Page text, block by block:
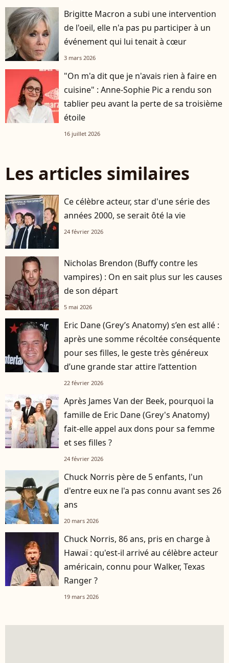
Brigitte Macron a subi une intervention
de l'oeil, elle n'a pas pu participer à un
événement qui lui tenait à cœur
3 mars 2026
"On m'a dit que je n'avais rien à faire en
cuisine" : Anne-Sophie Pic a rendu son
tablier peu avant la perte de sa troisième
étoile
16 juillet 2026
Les articles similaires
Ce célèbre acteur, star d'une série des
années 2000, se serait ôté la vie
24 février 2026
Nicholas Brendon (Buffy contre les
vampires) : On en sait plus sur les causes
de son départ
5 mai 2026
Eric Dane (Grey’s Anatomy) s’en est allé :
après une somme récoltée conséquente
pour ses filles, le geste très généreux
d’une grande star attire l’attention
22 février 2026
Après James Van der Beek, pourquoi la
famille de Eric Dane (Grey's Anatomy)
fait-elle appel aux dons pour sa femme
et ses filles ?
24 février 2026
Chuck Norris père de 5 enfants, l'un
d'entre eux ne l'a pas connu avant ses 26
ans
20 mars 2026
Chuck Norris, 86 ans, pris en charge à
Hawaï : qu'est-il arrivé au célèbre acteur
américain, connu pour Walker, Texas
Ranger ?
19 mars 2026